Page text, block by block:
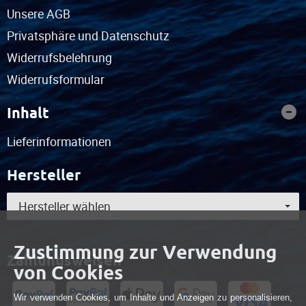
Unsere AGB
Privatsphäre und Datenschutz
Widerrufsbelehrung
Widerrufsformular
Inhalt
Lieferinformationen
Hersteller
Hersteller wählen
Zahlungsweisen
Zustimmung zur Verwendung
von Cookies
Wir verwenden Cookies, um Inhalte und Anzeigen zu personalisieren,